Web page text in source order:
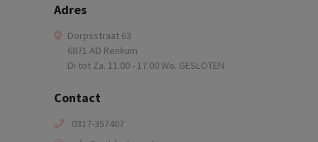
Adres
Dorpsstraat 63
6871 AD Renkum
Di tot Za. 11.00 - 17.00 Wo. GESLOTEN
Contact
0317-357407